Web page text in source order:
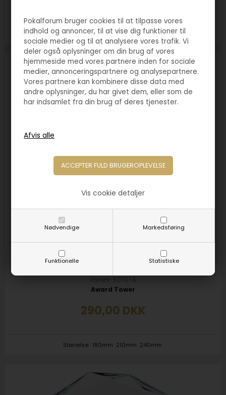
Pokalforum bruger cookies til at tilpasse vores
indhold og annoncer, til at vise dig funktioner til
sociale medier og til at analysere vores trafik. Vi
deler også oplysninger om din brug af vores
hjemmeside med vores partnere inden for sociale
medier, annonceringspartnere og analysepartnere.
Vores partnere kan kombinere disse data med
andre oplysninger, du har givet dem, eller som de
har indsamlet fra din brug af deres tjenester.
Nødvendige Markedsføring
Funktionelle Statistiske
Vis cookie detaljer
Størrelse: 215mm
Award Tower
290,00 DKK
Størrelse: 180mm 210mm 240mm